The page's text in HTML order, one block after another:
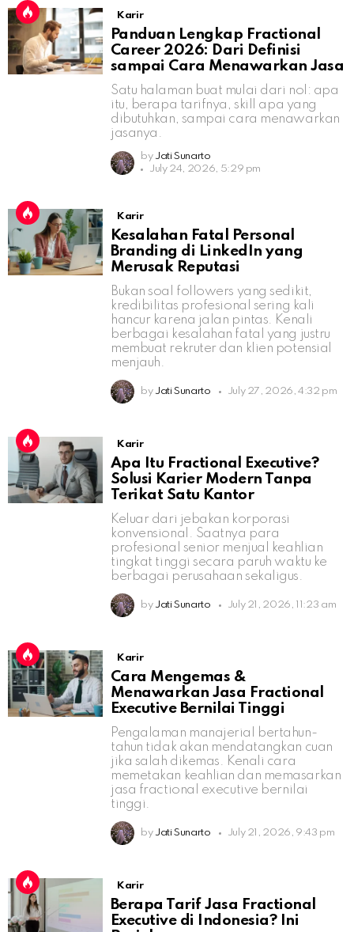
Karir
Panduan Lengkap Fractional
Career 2026: Dari Definisi
sampai Cara Menawarkan Jasa
Satu halaman buat mulai dari nol: apa
itu, berapa tarifnya, skill apa yang
dibutuhkan, sampai cara menawarkan
jasanya.
by Jati Sunarto
July 24, 2026, 5:29 pm
Karir
Kesalahan Fatal Personal
Branding di LinkedIn yang
Merusak Reputasi
Bukan soal followers yang sedikit,
kredibilitas profesional sering kali
hancur karena jalan pintas. Kenali
berbagai kesalahan fatal yang justru
membuat rekruter dan klien potensial
menjauh.
by Jati Sunarto July 27, 2026, 4:32 pm
Karir
Apa Itu Fractional Executive?
Solusi Karier Modern Tanpa
Terikat Satu Kantor
Keluar dari jebakan korporasi
konvensional. Saatnya para
profesional senior menjual keahlian
tingkat tinggi secara paruh waktu ke
berbagai perusahaan sekaligus.
by Jati Sunarto July 21, 2026, 11:23 am
Karir
Cara Mengemas &
Menawarkan Jasa Fractional
Executive Bernilai Tinggi
Pengalaman manajerial bertahun-
tahun tidak akan mendatangkan cuan
jika salah dikemas. Kenali cara
memetakan keahlian dan memasarkan
jasa fractional executive bernilai
tinggi.
by Jati Sunarto July 21, 2026, 9:43 pm
Karir
Berapa Tarif Jasa Fractional
Executive di Indonesia? Ini